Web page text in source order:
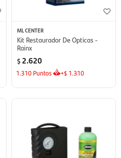
ML CENTER
Kit Restaurador De Opticas -
Rainx
$ 2.620
1.310 Puntos +$ 1.310